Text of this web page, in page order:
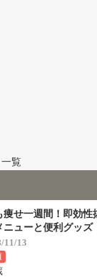
一覧
痩せ一週間！即効性
ニューと便利グッズ
11/13